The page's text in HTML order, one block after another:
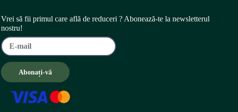
Vrei să fii primul care află de reduceri ? Abonează-te la newsletterul
nostru!
Abonați-vă